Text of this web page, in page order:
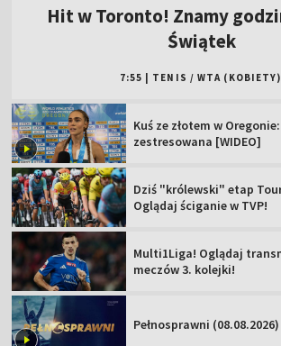
Hit w Toronto! Znamy
Świątek
7:55 TENIS / WTA (KOBIETY)
Kuś ze złotem w
zestresowana [WIDEO]
Dziś "królewski" etap
Oglądaj ściganie w TVP!
Multi1Liga! Oglądaj
meczów 3. kolejki!
Pełnosprawni (08.08.2026)